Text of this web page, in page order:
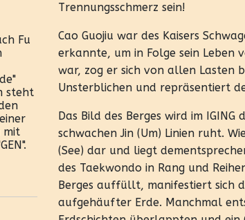
Fu
steht
mit
Trennungsschmerz sein!
Cao Guojiu war des Kaisers
erkannte, um in Folge sein Leben
war, zog er sich von allen Lasten
Unsterblichen und repräsentiert
Das Bild des Berges wird im
schwachen Jin (Um) Linien ruht.
(See) dar und liegt
des Taekwondo in Rang und
Berges auffüllt, manifestiert sich
aufgehäufter Erde. Manchmal